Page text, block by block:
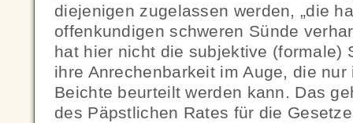
diejenigen zugelassen werden, „die
offenkundigen schweren Sünde
hat hier nicht die subjektive (formale)
ihre Anrechenbarkeit im Auge, die
Beichte beurteilt werden kann. Das
des Päpstlichen Rates für die